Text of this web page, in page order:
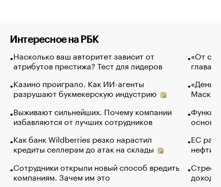
Интересное на РБК
Насколько ваш авторитет зависит от
атрибутов престижа? Тест для лидеров
Казино проиграло. Как ИИ-агенты
разрушают букмекерскую индустрию
Выживают сильнейших. Почему компании
избавляются от лучших сотрудников
Как банк Wildberries резко нарастил
кредиты селлерам до атак на склады
Сотрудники открыли новый способ вредить
компаниям. Зачем им это
«От
глава
Маск в
основ
ЕС
нефти